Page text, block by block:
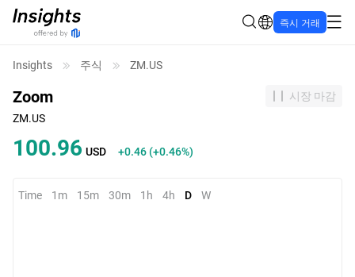
즉시 거래
Insights 주식 ZM.US
Zoom
시장 마감
ZM.US
100.96 USD +0.46 (+0.46%)
Time 1m 15m 30m 1h 4h D W